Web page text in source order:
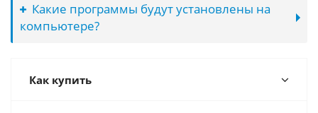
Какие программы будут установлены на
компьютере?
Как купить